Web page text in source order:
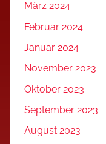
März 2024
Februar 2024
Januar 2024
November 2023
Oktober 2023
September 2023
August 2023